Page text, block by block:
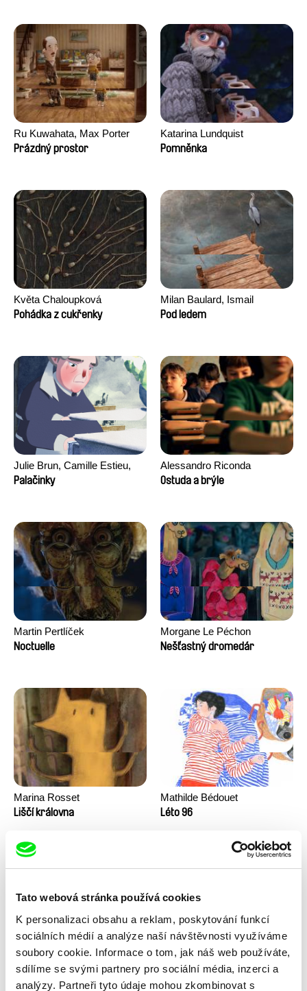
Tato webová stránka používá cookies
K personalizaci obsahu a reklam, poskytování funkcí
sociálních médií a analýze naší návštěvnosti využíváme
soubory cookie. Informace o tom, jak náš web používáte,
sdílíme se svými partnery pro sociální média, inzerci a
analýzy. Partneři tyto údaje mohou zkombinovat s
Ru Kuwahata, Max Porter
Prázdný prostor
Katarina Lundquist
Pomněnka
Květa Chaloupková
(Přibylová)
Pohádka z cukřenky
Milan Baulard, Ismail
Berrahma, Flore Dupont,
Pod ledem
Julie Brun, Camille Estieu,
Jiamin Peng
Palačinky
Alessandro Riconda
Ostuda a brýle
Martin Pertlíček
Noctuelle
Morgane Le Péchon
Nešťastný dromedár
Marina Rosset
Liščí královna
Mathilde Bédouet
Léto 96
Junior Chats: Rozhovory s
návštěvníky festivalu
Junior Chats: Rozhovor se
Zuzanou Piussi